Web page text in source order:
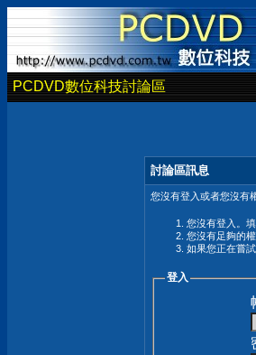
PCDVD數位科技討論區
討論區訊息
您沒有登入或者您沒有
您沒有登入。
您沒有足夠的
如果您正在嘗
登入